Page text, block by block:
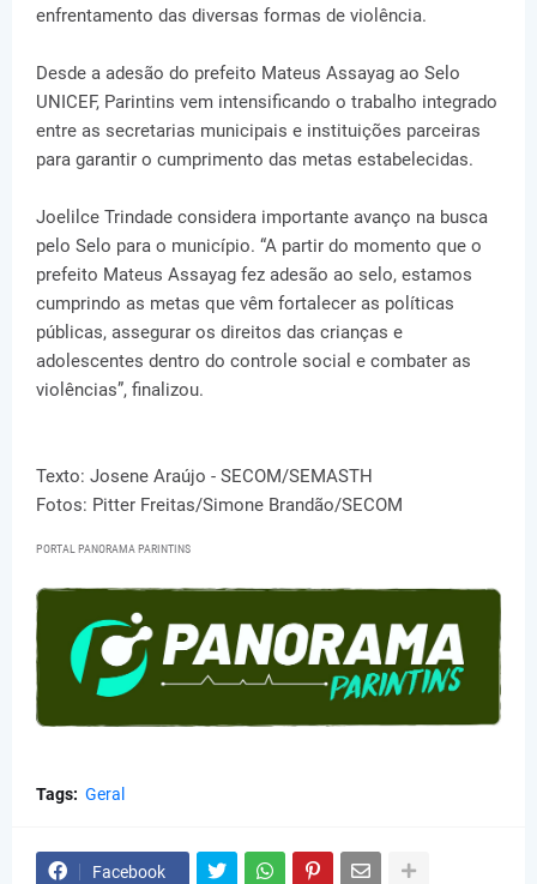
enfrentamento das diversas formas de violência.
Desde a adesão do prefeito Mateus Assayag ao Selo
UNICEF, Parintins vem intensificando o trabalho integrado
entre as secretarias municipais e instituições parceiras
para garantir o cumprimento das metas estabelecidas.
Joelilce Trindade considera importante avanço na busca
pelo Selo para o município. “A partir do momento que o
prefeito Mateus Assayag fez adesão ao selo, estamos
cumprindo as metas que vêm fortalecer as políticas
públicas, assegurar os direitos das crianças e
adolescentes dentro do controle social e combater as
violências”, finalizou.
Texto: Josene Araújo - SECOM/SEMASTH
Fotos: Pitter Freitas/Simone Brandão/SECOM
PORTAL PANORAMA PARINTINS
Tags: Geral
Facebook